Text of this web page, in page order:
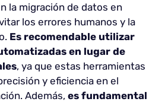
la migración de datos en
los errores humanos y la
Es recomendable utilizar
en lugar de
, ya que estas herramientas
y eficiencia en el
Además, es fundamental